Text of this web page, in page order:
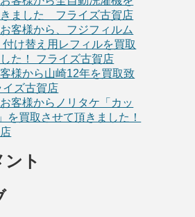
ました フライズ古賀店
客様から、フジフィルム
け替え用レフィルを買取
た！ フライズ古賀店
様から山崎12年を買取致
イズ古賀店
客様からノリタケ「カッ
を買取させて頂きました！
ト